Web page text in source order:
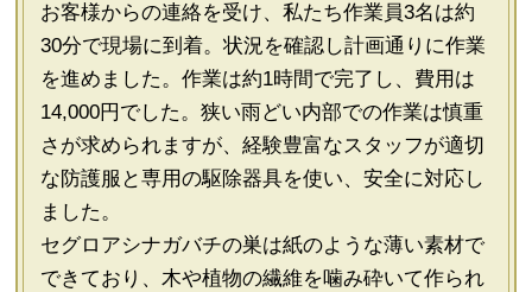
お客様からの連絡を受け、私たち作業員3名は約
30分で現場に到着。状況を確認し計画通りに作業
を進めました。作業は約1時間で完了し、費用は
14,000円でした。狭い雨どい内部での作業は慎重
さが求められますが、経験豊富なスタッフが適切
な防護服と専用の駆除器具を使い、安全に対応し
ました。
セグロアシナガバチの巣は紙のような薄い素材で
できており、木や植物の繊維を噛み砕いて作られ